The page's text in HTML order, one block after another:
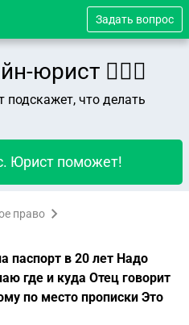
Задать вопрос
юрист 👨🏻‍⚖️
что делать
Юрист поможет!
право
паспорт в 20 лет Надо
где и куда Отец говорит
по место прописки Это